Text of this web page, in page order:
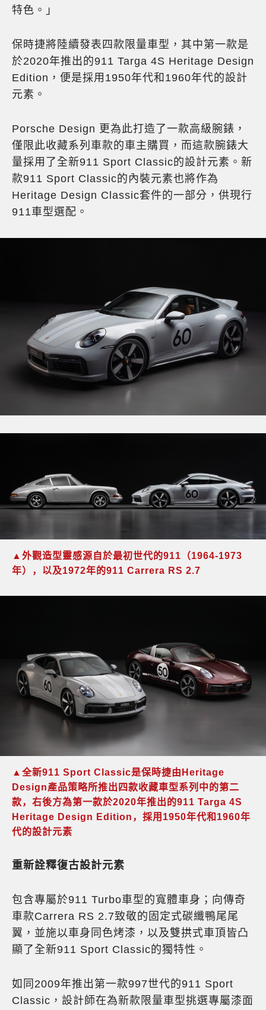
特色。」
保時捷將陸續發表四款限量車型，其中第一款是
於2020年推出的911 Targa 4S Heritage Design
Edition，便是採用1950年代和1960年代的設計
元素。
Porsche Design 更為此打造了一款高級腕錶，
僅限此收藏系列車款的車主購買，而這款腕錶大
量採用了全新911 Sport Classic的設計元素。新
款911 Sport Classic的內裝元素也將作為
Heritage Design Classic套件的一部分，供現行
911車型選配。
▲ 外觀造型靈感源自於最初世代的911 （1964-1973
年），以及1972年的911 Carrera RS 2.7
▲ 全新911 Sport Classic是保時捷由 Heritage
Design產品策略所推出四款收藏車型系列中的第二
款，右後方為第一款於2020年推出的911 Targa 4S
Heritage Design Edition，採用1950年代和1960年
代的設計元素
重新詮釋復古設計元素
包含專屬於911 Turbo車型的寬體車身；向傳奇
車款Carrera RS 2.7致敬的固定式碳纖鴨尾尾
翼，並施以車身同色烤漆，以及雙拱式車頂皆凸
顯了全新911 Sport Classic的獨特性。
如同2009年推出第一款997世代的911 Sport
Classic，設計師在為新款限量車型挑選專屬漆面